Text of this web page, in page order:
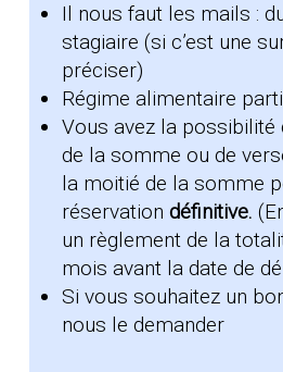
Il nous faut les mails :
stagiaire (si c’est une
préciser)
Régime alimentaire
Vous avez la
de la somme ou de
la moitié de la somme
réservation définitive.
un règlement de la
mois avant la date de
Si vous souhaitez un
nous le demander